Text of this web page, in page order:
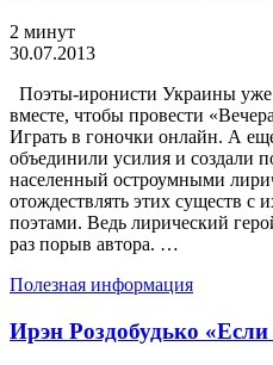
2 минут
30.07.2013
Поэты-иронисти Украины уже
вместе, чтобы провести
Играть в гоночки онлайн. А
объединили усилия и создали
населенный остроумными
отождествлять этих существ
поэтами. Ведь лирический
раз порыв автора. …
Полезная информация
Ирэн Роздобудько